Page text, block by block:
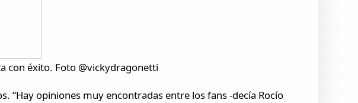
con éxito. Foto @vickydragonetti
“Hay opiniones muy encontradas entre los fans -decía Rocío